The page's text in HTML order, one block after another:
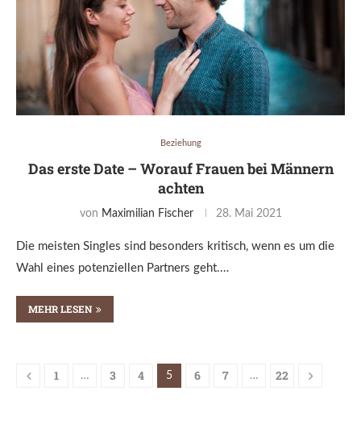
Beziehung
Das erste Date – Worauf Frauen bei Männern
achten
von Maximilian Fischer 28. Mai 2021
Die meisten Singles sind besonders kritisch, wenn es um die
Wahl eines potenziellen Partners geht.…
MEHR LESEN
1 … 3 4 5 6 7 … 22